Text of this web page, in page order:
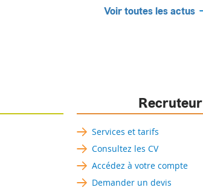
Voir toutes les actus
Recruteur
Services et tarifs
Consultez les CV
Accédez à votre compte
Demander un devis